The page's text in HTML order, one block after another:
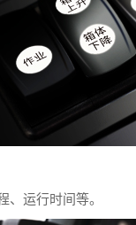
运行时间等。